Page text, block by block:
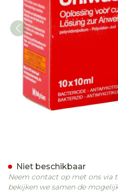
Niet beschikbaar
Neem contact op met ons via
bekijken we samen de